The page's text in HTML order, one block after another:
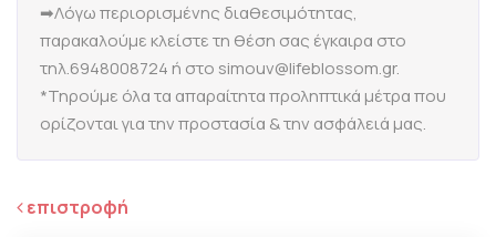
➡Λόγω περιορισμένης διαθεσιμότητας,
παρακαλούμε κλείστε τη θέση σας έγκαιρα στο
τηλ.6948008724 ή στο simouv@lifeblossom.gr.
*Τηρούμε όλα τα απαραίτητα προληπτικά μέτρα που
ορίζονται για την προστασία & την ασφάλειά μας.
επιστροφή